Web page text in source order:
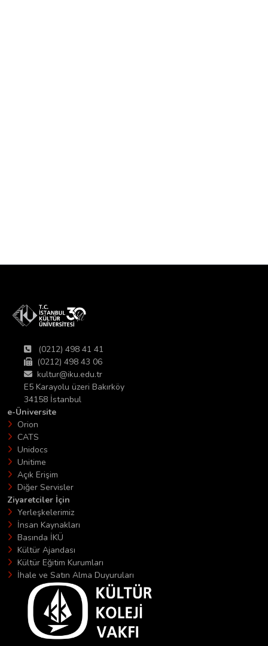
(0212) 498 41 41
(0212) 498 43 06
kultur@iku.edu.tr
E5 Karayolu üzeri Bakırköy
34158 İstanbul
e-Üniversite
Orion
CATS
Unidocs
Unitime
Açık Erişim
Diğer Servisler
Ziyaretciler İçin
Yerleşkelerimiz
İnsan Kaynakları
Basında İKÜ
Kültür Ajandası
Kültür Eğitim Kurumları
İhale ve Satın Alma Duyuruları